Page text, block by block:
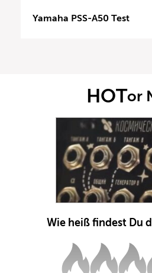
Yamaha PSS-A50 Test
HOTor
Wie heiß findest Du